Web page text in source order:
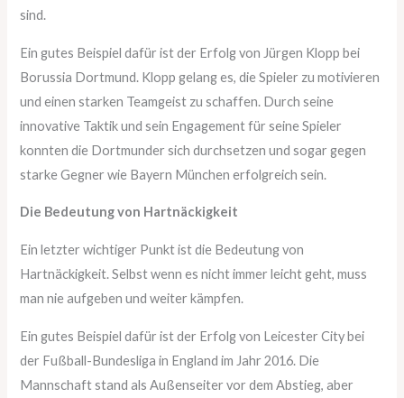
sind.
Ein gutes Beispiel dafür ist der Erfolg von Jürgen Klopp bei
Borussia Dortmund. Klopp gelang es, die Spieler zu motivieren
und einen starken Teamgeist zu schaffen. Durch seine
innovative Taktik und sein Engagement für seine Spieler
konnten die Dortmunder sich durchsetzen und sogar gegen
starke Gegner wie Bayern München erfolgreich sein.
Die Bedeutung von Hartnäckigkeit
Ein letzter wichtiger Punkt ist die Bedeutung von
Hartnäckigkeit. Selbst wenn es nicht immer leicht geht, muss
man nie aufgeben und weiter kämpfen.
Ein gutes Beispiel dafür ist der Erfolg von Leicester City bei
der Fußball-Bundesliga in England im Jahr 2016. Die
Mannschaft stand als Außenseiter vor dem Abstieg, aber